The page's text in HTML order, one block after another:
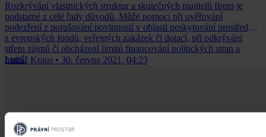
Rozkrývání vlastnických struktur a skutečných majitelů firem je
podstatné z celé řady důvodů. Může pomoci při ověřování
podezření z porušování povinností v oblasti poskytování prostředků
z evropských fondů, veřejných zakázek či dotací, při odkrývání
střetu zájmů či obcházení limitů financování politických stran a
hnutí.
Lukáš Kraus • 30. června 2021, 04:23